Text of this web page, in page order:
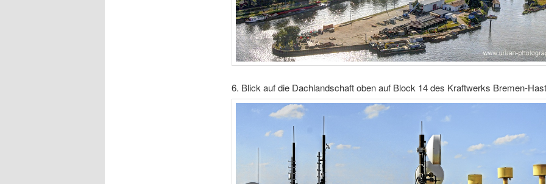
6. Blick auf die Dachlandschaft oben auf Block 14 des Kraftwerks Bremen-